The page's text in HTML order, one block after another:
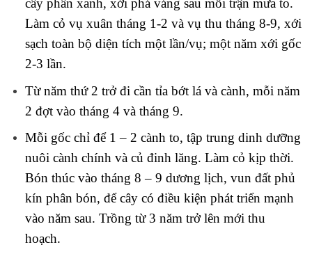
Từ năm thứ 2 trở đi cần tỉa bớt lá và cành, mỗi năm
2 đợt vào tháng 4 và tháng 9.
Mỗi gốc chỉ để 1 – 2 cành to, tập trung dinh dưỡng
nuôi cành chính và củ đinh lăng. Làm cỏ kịp thời.
Bón thúc vào tháng 8 – 9 dương lịch, vun đất phủ
vào năm sau. Trồng từ 3 năm trở lên mới thu
hoạch.